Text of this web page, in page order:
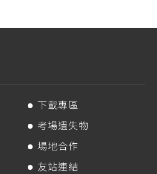
下載專區
考場遺失物
場地合作
友站連結